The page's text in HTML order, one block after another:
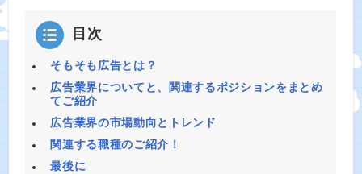
目次
そもそも広告とは？
広告業界についてと、関連するポジションをまとめ
てご紹介
広告業界の市場動向とトレンド
関連する職種のご紹介！
最後に